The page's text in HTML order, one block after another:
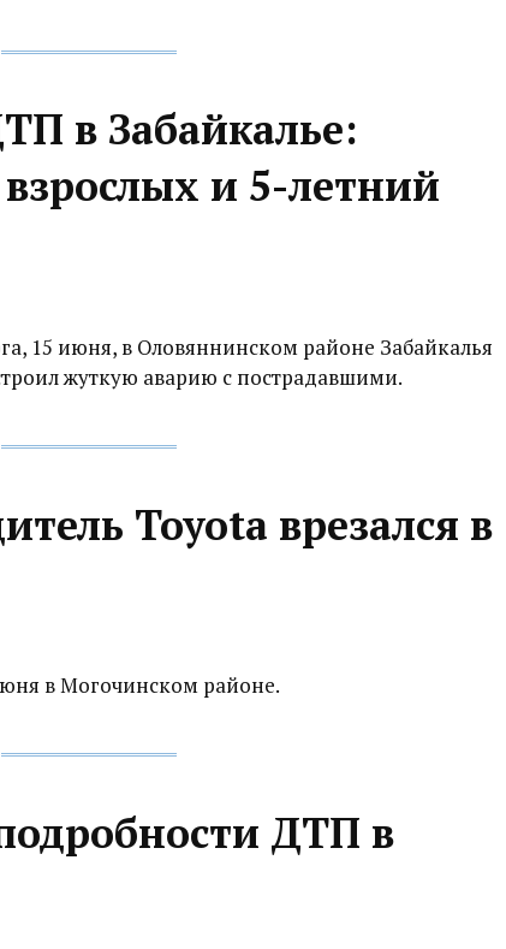
в Забайкалье:
и 5-летний
15 июня, в Оловяннинском районе Забайкалья
жуткую аварию с пострадавшими.
Toyota врезался в
в Могочинском районе.
ДТП в